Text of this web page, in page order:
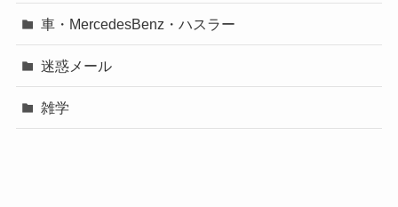
車・MercedesBenz・ハスラー
迷惑メール
雑学